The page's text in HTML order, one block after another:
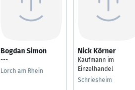
Bogdan Simon
---
Lorch am Rhein
Nick Körner
Kaufmann im
Einzelhandel
Schriesheim